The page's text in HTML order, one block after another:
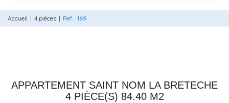
Accueil 4 pièces Ref. : 169
APPARTEMENT SAINT NOM LA BRETECHE
4 PIÈCE(S) 84.40 M2